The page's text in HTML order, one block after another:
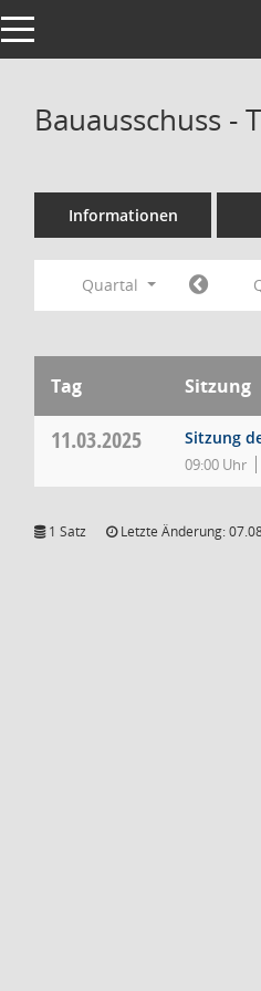
Toggle navigation
Bauausschuss -
Informationen
Quartal
Tag Sitzung
11.03.2025 Sitzung
09:00 Uhr
1 Satz Letzte Änderung: